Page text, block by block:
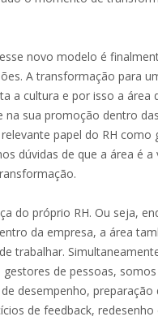
novo modelo é
A transformação para
a cultura e por isso a área
na sua promoção dentro
papel do RH como
dúvidas de que a área é
do próprio RH. Ou seja,
da empresa, a área
trabalhar.
de pessoas,
desempenho, preparação
de feedback,